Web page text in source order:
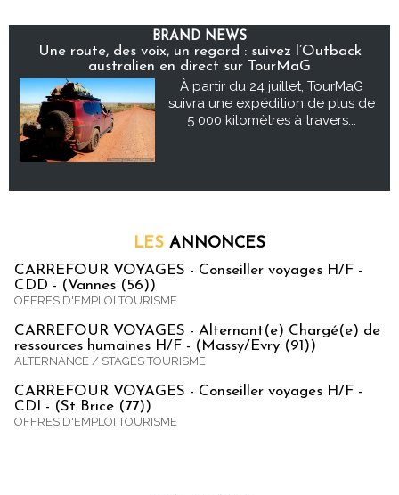
BRAND NEWS
Une route, des voix, un regard : suivez l’Outback
australien en direct sur TourMaG
À partir du 24 juillet, TourMaG
suivra une expédition de plus de
5 000 kilomètres à travers...
LES ANNONCES
CARREFOUR VOYAGES - Conseiller voyages H/F -
CDD - (Vannes (56))
OFFRES D'EMPLOI TOURISME
CARREFOUR VOYAGES - Alternant(e) Chargé(e) de
ressources humaines H/F - (Massy/Evry (91))
ALTERNANCE / STAGES TOURISME
CARREFOUR VOYAGES - Conseiller voyages H/F -
CDI - (St Brice (77))
OFFRES D'EMPLOI TOURISME